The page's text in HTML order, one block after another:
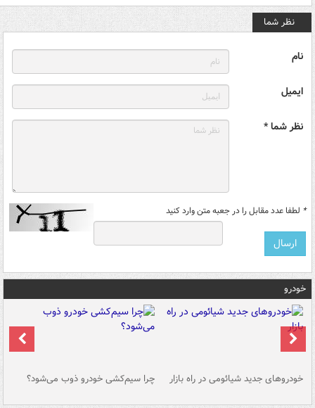
نظر شما
نام
ایمیل
نظر شما *
* لطفا عدد مقابل را در جعبه متن وارد کنید
خودرو
خودروهای جدید شیائومی در راه بازار چرا سیم‌کشی خودرو ذوب می‌شود؟